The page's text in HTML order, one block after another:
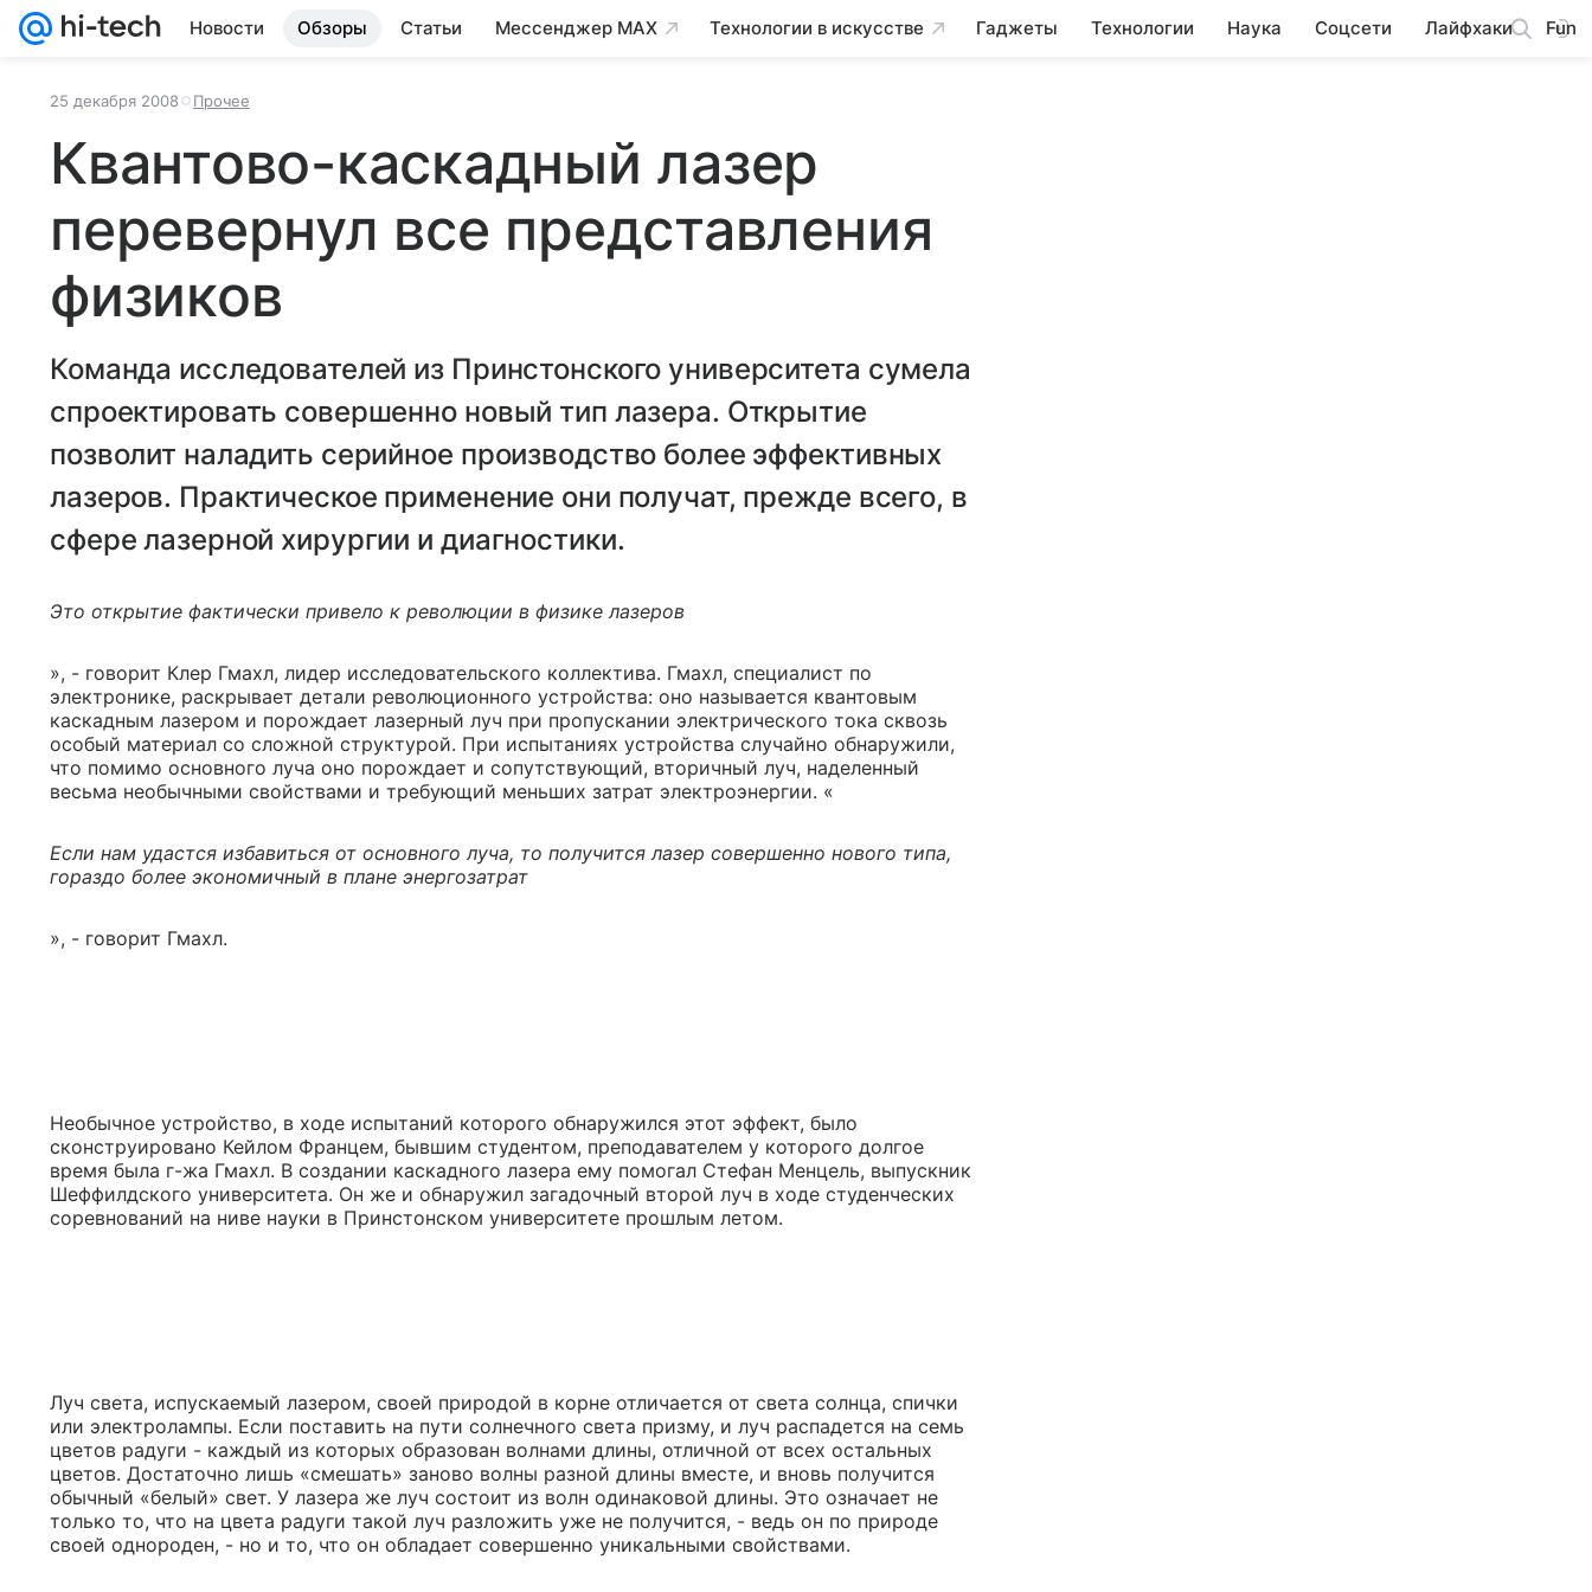
Новости Обзоры Статьи Мессенджер MAX Технологии в искусстве Гаджеты Технологии Наука Соцсети Лайфхаки Fun
25 декабря 2008 Прочее
Квантово-каскадный лазер
перевернул все представления
физиков
Команда исследователей из Принстонского университета сумела
спроектировать совершенно новый тип лазера. Открытие
позволит наладить серийное производство более эффективных
лазеров. Практическое применение они получат, прежде всего, в
сфере лазерной хирургии и диагностики.
Это открытие фактически привело к революции в физике лазеров
», - говорит Клер Гмахл, лидер исследовательского коллектива. Гмахл, специалист по
электронике, раскрывает детали революционного устройства: оно называется квантовым
каскадным лазером и порождает лазерный луч при пропускании электрического тока сквозь
особый материал со сложной структурой. При испытаниях устройства случайно обнаружили,
что помимо основного луча оно порождает и сопутствующий, вторичный луч, наделенный
весьма необычными свойствами и требующий меньших затрат электроэнергии. «
Если нам удастся избавиться от основного луча, то получится лазер совершенно нового типа,
гораздо более экономичный в плане энергозатрат
», - говорит Гмахл.
Необычное устройство, в ходе испытаний которого обнаружился этот эффект, было
сконструировано Кейлом Францем, бывшим студентом, преподавателем у которого долгое
время была г-жа Гмахл. В создании каскадного лазера ему помогал Стефан Менцель, выпускник
Шеффилдского университета. Он же и обнаружил загадочный второй луч в ходе студенческих
соревнований на ниве науки в Принстонском университете прошлым летом.
Луч света, испускаемый лазером, своей природой в корне отличается от света солнца, спички
или электролампы. Если поставить на пути солнечного света призму, и луч распадется на семь
цветов радуги - каждый из которых образован волнами длины, отличной от всех остальных
цветов. Достаточно лишь «смешать» заново волны разной длины вместе, и вновь получится
обычный «белый» свет. У лазера же луч состоит из волн одинаковой длины. Это означает не
только то, что на цвета радуги такой луч разложить уже не получится, - ведь он по природе
своей однороден, - но и то, что он обладает совершенно уникальными свойствами.